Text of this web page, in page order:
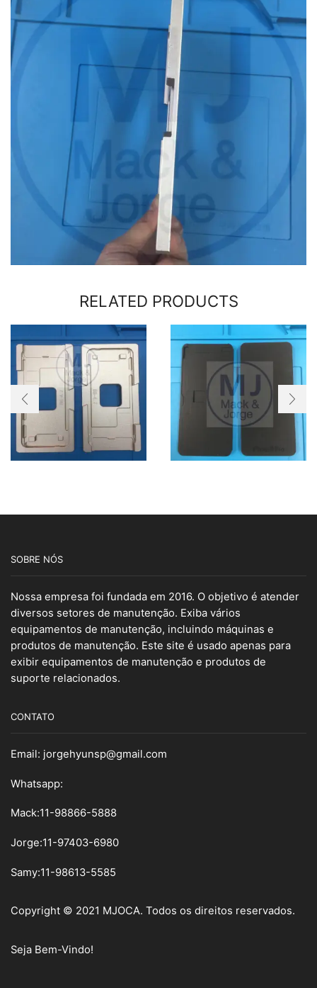
RELATED PRODUCTS
SOBRE NÓS
Nossa empresa foi fundada em 2016. O objetivo é atender
diversos setores de manutenção. Exiba vários
equipamentos de manutenção, incluindo máquinas e
produtos de manutenção. Este site é usado apenas para
exibir equipamentos de manutenção e produtos de
suporte relacionados.
CONTATO
Email: jorgehyunsp@gmail.com
Whatsapp:
Mack:11-98866-5888
Jorge:11-97403-6980
Samy:11-98613-5585
Copyright © 2021 MJOCA. Todos os direitos reservados.
Seja Bem-Vindo!